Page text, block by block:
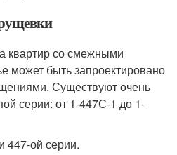
квартир со смежными
может быть запроектировано
Существуют очень
серии: от 1-447С-1 до 1-
447-ой серии.